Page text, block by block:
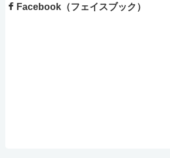
Facebook（フェイスブック）